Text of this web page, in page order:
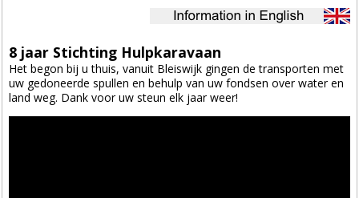
8 jaar Stichting Hulpkaravaan
Het begon bij u thuis, vanuit Bleiswijk gingen de transporten met
uw gedoneerde spullen en behulp van uw fondsen over water en
land weg. Dank voor uw steun elk jaar weer!